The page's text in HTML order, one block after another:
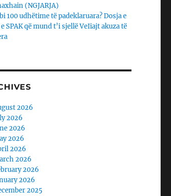
(NGJARJA)
100 udhëtime të padeklaruara? Dosja e
SPAK që mund t’i sjellë VeIiajt akuza të
2026
2026
2026
2026
2026
2026
2026
2026
2025